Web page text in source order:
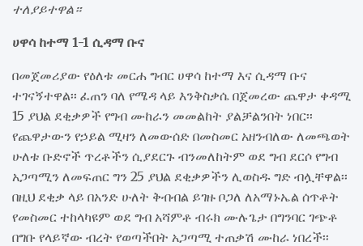
ተለያይተዋል።
ሀዋሳ ከተማ 1-1 ሲዳማ ቡና
በመጀመሪያው የዕለቱ መርሐ ግብር ሀዋሳ ከተማ እና ሲዳማ ቡና
ተገናኝተዋል፡፡ ፈጠን ባለ የሜዳ ላይ እንቅስቃሴ በጀመረው ጨዋታ ቀዳሚ
15 ያህል ደቂቃዎች የግብ ሙከራን መመልከት ያልቻልንበት ነበር፡፡
የጨዋታውን የኃይል ሚዛን ለመውሰድ በመስመር አዘንብለው ለመጫወት
ሁለቱ ቡድኖች ጥረቶችን ሲያደርጉ ብንመለከትም ወደ ግብ ደርሶ የግብ
አጋጣሚን ለመፍጠር ግን 25 ያህል ደቂቃዎችን ሊወስዱ ግድ ብሏቸዋል፡፡
በዚህ ደቂቃ ላይ በአንድ ሁለት ቅብብል ይገዙ ቦጋለ ለአማኑኤል ሰጥቶት
የመስመር ተከላካዩም ወደ ግብ አሻምቶ ብሩክ ሙሉጌታ በግንባር ገጭቶ
በግቡ የላይኛው ብረት የወጣችበት አጋጣሚ ተጠቃሽ ሙከራ ነበረች፡፡